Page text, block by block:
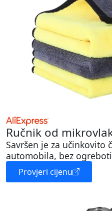
Ručnik od
Savršen je za učinkovito
automobila, bez
Provjeri cijenu